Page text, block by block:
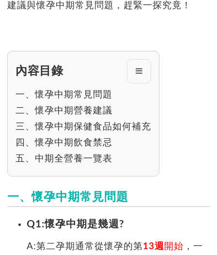
建議與懷孕中期常見問題，趕緊一探究竟！
內容目錄
一、懷孕中期常見問題
二、懷孕中期營養建議
三、懷孕中期保健食品如何補充
四、懷孕中期飲食禁忌
五、中期全營養一覽表
一、懷孕中期常見問題
Q1:懷孕中期是幾週?
A:第二孕期通常從懷孕的第13週 開始 ，一